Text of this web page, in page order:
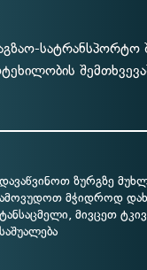
სატრანსპორტო
დავაწვინოთ ზურგზე
ამოვუდოთ მჭიდროდ
ტანსაცმელი, მივცეთ
საშუალება